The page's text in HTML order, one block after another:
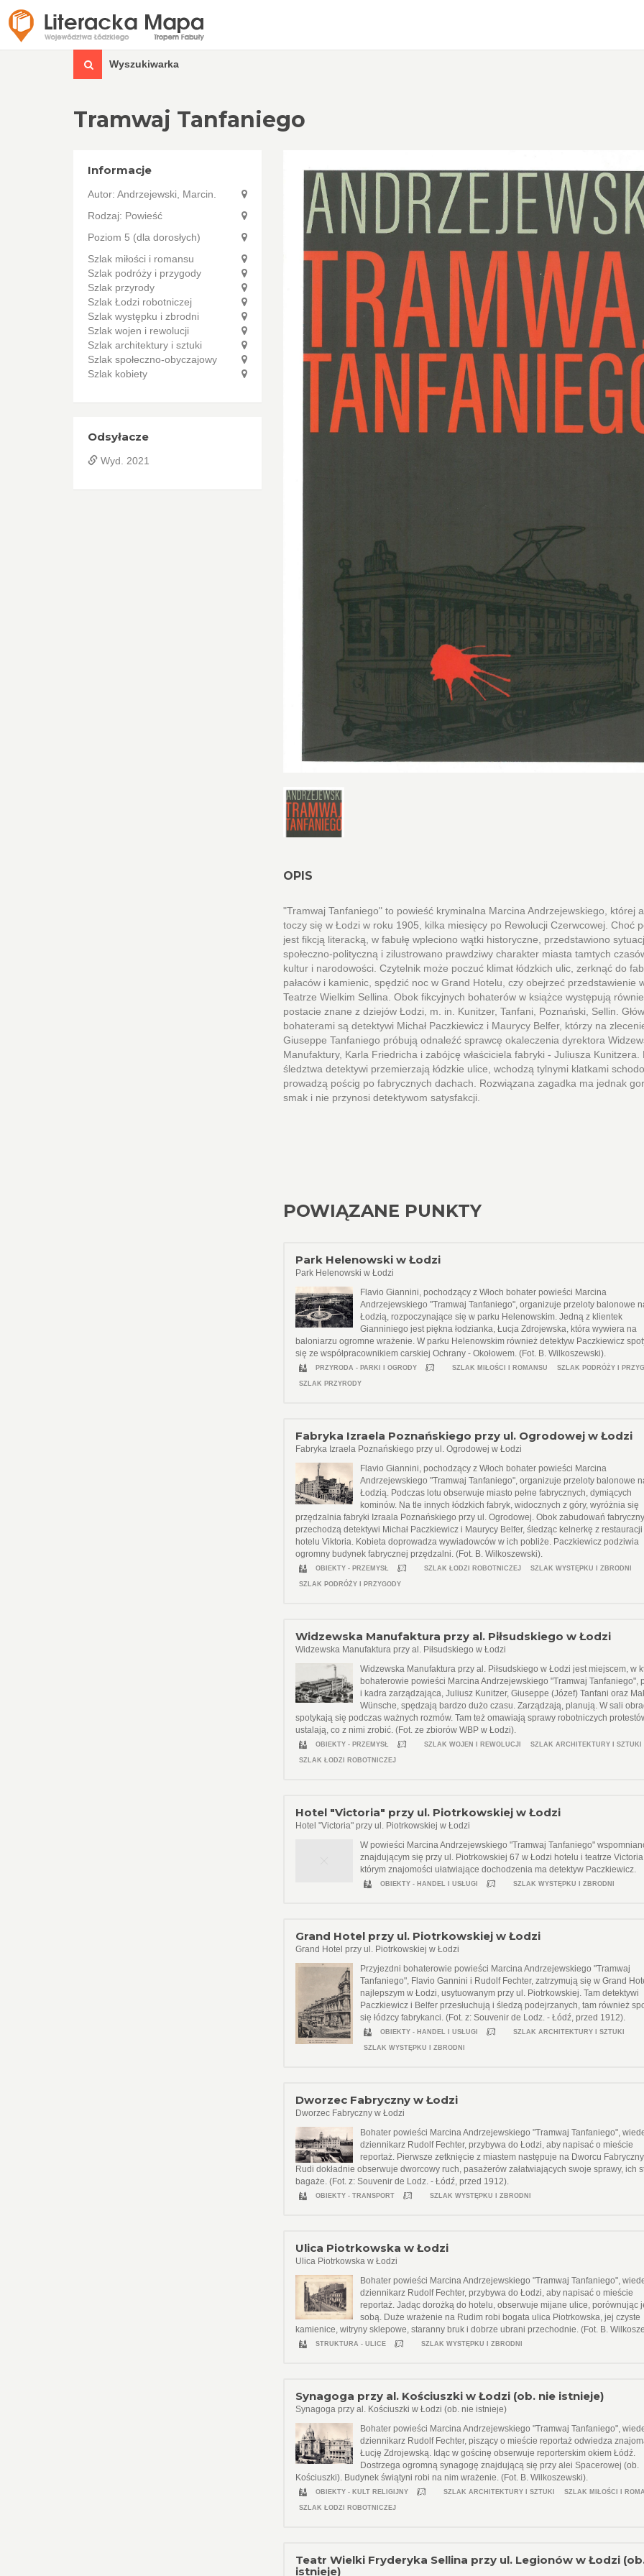
Wyszukiwarka
Tramwaj Tanfaniego
Informacje
Autor: Andrzejewski, Marcin.
Rodzaj: Powieść
Poziom 5 (dla dorosłych)
Szlak miłości i romansu
Szlak podróży i przygody
Szlak przyrody
Szlak Łodzi robotniczej
Szlak występku i zbrodni
Szlak wojen i rewolucji
Szlak architektury i sztuki
Szlak społeczno-obyczajowy
Szlak kobiety
Odsyłacze
Wyd. 2021
OPIS
"Tramwaj Tanfaniego" to powieść kryminalna Marcina Andrzejewskiego, której
toczy się w Łodzi w roku 1905, kilka miesięcy po Rewolucji Czerwcowej. Choć
jest fikcją literacką, w fabułę wpleciono wątki historyczne, przedstawiono
społeczno-polityczną i zilustrowano prawdziwy charakter miasta tamtych
kultur i narodowości. Czytelnik może poczuć klimat łódzkich ulic, zerknąć do
pałaców i kamienic, spędzić noc w Grand Hotelu, czy obejrzeć przedstawienie
Teatrze Wielkim Sellina. Obok fikcyjnych bohaterów w książce występują
postacie znane z dziejów Łodzi, m. in. Kunitzer, Tanfani, Poznański, Sellin.
bohaterami są detektywi Michał Paczkiewicz i Maurycy Belfer, którzy na
Giuseppe Tanfaniego próbują odnaleźć sprawcę okaleczenia dyrektora
Manufaktury, Karla Friedricha i zabójcę właściciela fabryki - Juliusza Kunitzera.
śledztwa detektywi przemierzają łódzkie ulice, wchodzą tylnymi klatkami
prowadzą pościg po fabrycznych dachach. Rozwiązana zagadka ma jednak
smak i nie przynosi detektywom satysfakcji.
POWIĄZANE PUNKTY
Park Helenowski w Łodzi
Park Helenowski w Łodzi
Flavio Giannini, pochodzący z Włoch bohater powieści Marcina
Andrzejewskiego "Tramwaj Tanfaniego", organizuje przeloty balonowe
Łodzią, rozpoczynające się w parku Helenowskim. Jedną z klientek
Gianniniego jest piękna łodzianka, Łucja Zdrojewska, która wywiera na
baloniarzu ogromne wrażenie. W parku Helenowskim również detektyw Paczkiewicz
się ze współpracownikiem carskiej Ochrany - Okołowem. (Fot. B. Wilkoszewski).
PRZYRODA - PARKI I OGRODY SZLAK MIŁOŚCI I ROMANSU SZLAK PODRÓŻY I
SZLAK PRZYRODY
Fabryka Izraela Poznańskiego przy ul. Ogrodowej w Łodzi
Fabryka Izraela Poznańskiego przy ul. Ogrodowej w Łodzi
Flavio Giannini, pochodzący z Włoch bohater powieści Marcina
Andrzejewskiego "Tramwaj Tanfaniego", organizuje przeloty balonowe
Łodzią. Podczas lotu obserwuje miasto pełne fabrycznych, dymiących
kominów. Na tle innych łódzkich fabryk, widocznych z góry, wyróżnia się
przędzalnia fabryki Izraala Poznańskiego przy ul. Ogrodowej. Obok zabudowań
przechodzą detektywi Michał Paczkiewicz i Maurycy Belfer, śledząc kelnerkę z
hotelu Viktoria. Kobieta doprowadza wywiadowców w ich pobliże. Paczkiewicz podziwia
ogromny budynek fabrycznej przędzalni. (Fot. B. Wilkoszewski).
OBIEKTY - PRZEMYSŁ SZLAK ŁODZI ROBOTNICZEJ SZLAK WYSTĘPKU I ZBRODNI
SZLAK PODRÓŻY I PRZYGODY
Widzewska Manufaktura przy al. Piłsudskiego w Łodzi
Widzewska Manufaktura przy al. Piłsudskiego w Łodzi
Widzewska Manufaktura przy al. Piłsudskiego w Łodzi jest miejscem, w
bohaterowie powieści Marcina Andrzejewskiego "Tramwaj Tanfaniego",
i kadra zarządzająca, Juliusz Kunitzer, Giuseppe (Józef) Tanfani oraz
Wünsche, spędzają bardzo dużo czasu. Zarządzają, planują. W sali
spotykają się podczas ważnych rozmów. Tam też omawiają sprawy robotniczych
ustalają, co z nimi zrobić. (Fot. ze zbiorów WBP w Łodzi).
OBIEKTY - PRZEMYSŁ SZLAK WOJEN I REWOLUCJI SZLAK ARCHITEKTURY I SZTUKI
SZLAK ŁODZI ROBOTNICZEJ
Hotel "Victoria" przy ul. Piotrkowskiej w Łodzi
Hotel "Victoria" przy ul. Piotrkowskiej w Łodzi
W powieści Marcina Andrzejewskiego "Tramwaj Tanfaniego"
znajdującym się przy ul. Piotrkowskiej 67 w Łodzi hotelu i teatrze
którym znajomości ułatwiające dochodzenia ma detektyw Paczkiewicz.
OBIEKTY - HANDEL I USŁUGI SZLAK WYSTĘPKU I ZBRODNI
Grand Hotel przy ul. Piotrkowskiej w Łodzi
Grand Hotel przy ul. Piotrkowskiej w Łodzi
Przyjezdni bohaterowie powieści Marcina Andrzejewskiego "Tramwaj
Tanfaniego", Flavio Gannini i Rudolf Fechter, zatrzymują się w Grand
najlepszym w Łodzi, usytuowanym przy ul. Piotrkowskiej. Tam detektywi
Paczkiewicz i Belfer przesłuchują i śledzą podejrzanych, tam również
się łódzcy fabrykanci. (Fot. z: Souvenir de Lodz. - Łódź, przed 1912).
OBIEKTY - HANDEL I USŁUGI SZLAK ARCHITEKTURY I SZTUKI
SZLAK WYSTĘPKU I ZBRODNI
Dworzec Fabryczny w Łodzi
Dworzec Fabryczny w Łodzi
Bohater powieści Marcina Andrzejewskiego "Tramwaj Tanfaniego",
dziennikarz Rudolf Fechter, przybywa do Łodzi, aby napisać o mieście
reportaż. Pierwsze zetknięcie z miastem następuje na Dworcu
Rudi dokładnie obserwuje dworcowy ruch, pasażerów załatwiających swoje sprawy, ich
bagaże. (Fot. z: Souvenir de Lodz. - Łódź, przed 1912).
OBIEKTY - TRANSPORT SZLAK WYSTĘPKU I ZBRODNI
Ulica Piotrkowska w Łodzi
Ulica Piotrkowska w Łodzi
Bohater powieści Marcina Andrzejewskiego "Tramwaj Tanfaniego",
dziennikarz Rudolf Fechter, przybywa do Łodzi, aby napisać o mieście
reportaż. Jadąc dorożką do hotelu, obserwuje mijane ulice, porównując
sobą. Duże wrażenie na Rudim robi bogata ulica Piotrkowska, jej czyste
kamienice, witryny sklepowe, staranny bruk i dobrze ubrani przechodnie. (Fot. B.
STRUKTURA - ULICE SZLAK WYSTĘPKU I ZBRODNI
Synagoga przy al. Kościuszki w Łodzi (ob. nie istnieje)
Synagoga przy al. Kościuszki w Łodzi (ob. nie istnieje)
Bohater powieści Marcina Andrzejewskiego "Tramwaj Tanfaniego",
dziennikarz Rudolf Fechter, piszący o mieście reportaż odwiedza
Łucję Zdrojewską. Idąc w gościnę obserwuje reporterskim okiem Łódź.
Dostrzega ogromną synagogę znajdującą się przy alei Spacerowej (ob.
Kościuszki). Budynek świątyni robi na nim wrażenie. (Fot. B. Wilkoszewski).
OBIEKTY - KULT RELIGIJNY SZLAK ARCHITEKTURY I SZTUKI SZLAK MIŁOŚCI I
SZLAK ŁODZI ROBOTNICZEJ
Teatr Wielki Fryderyka Sellina przy ul. Legionów w Łodzi
istnieje)